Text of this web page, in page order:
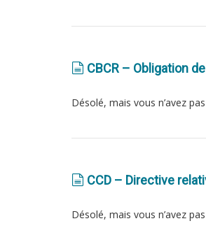
CBCR – Obligation
Désolé, mais vous n’avez
CCD – Directive
Désolé, mais vous n’avez